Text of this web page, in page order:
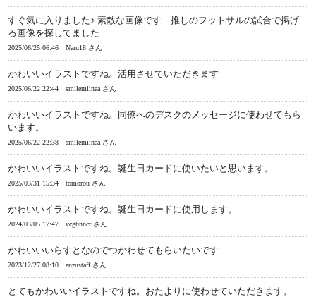
すぐ気に入りました♪ 素敵な画像です 推しのフットサルの試合で掲げ
る画像を探してました
2025/06/25 06:46 Naru18 さん
かわいいイラストですね。活用させていただきます
2025/06/22 22:44 smilemiinaa さん
かわいいイラストですね。同僚へのデスクのメッセージに使わせてもら
います。
2025/06/22 22:38 smilemiinaa さん
かわいいイラストですね。誕生日カードに使いたいと思います。
2025/03/31 15:34 tomorou さん
かわいいイラストですね。誕生日カードに使用します。
2024/03/05 17:47 vcghnncr さん
かわいいいらすとなのでつかわせてもらいたいです
2023/12/27 08:10 anzustaff さん
とてもかわいいイラストですね。おたよりに使わせていただきます。